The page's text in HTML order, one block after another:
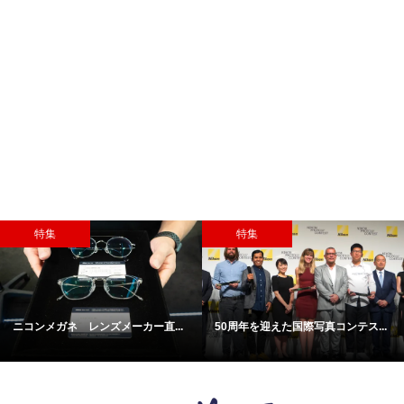
特集
ニコンメガネ レンズメーカー直...
特集
50周年を迎えた国際写真コンテス...